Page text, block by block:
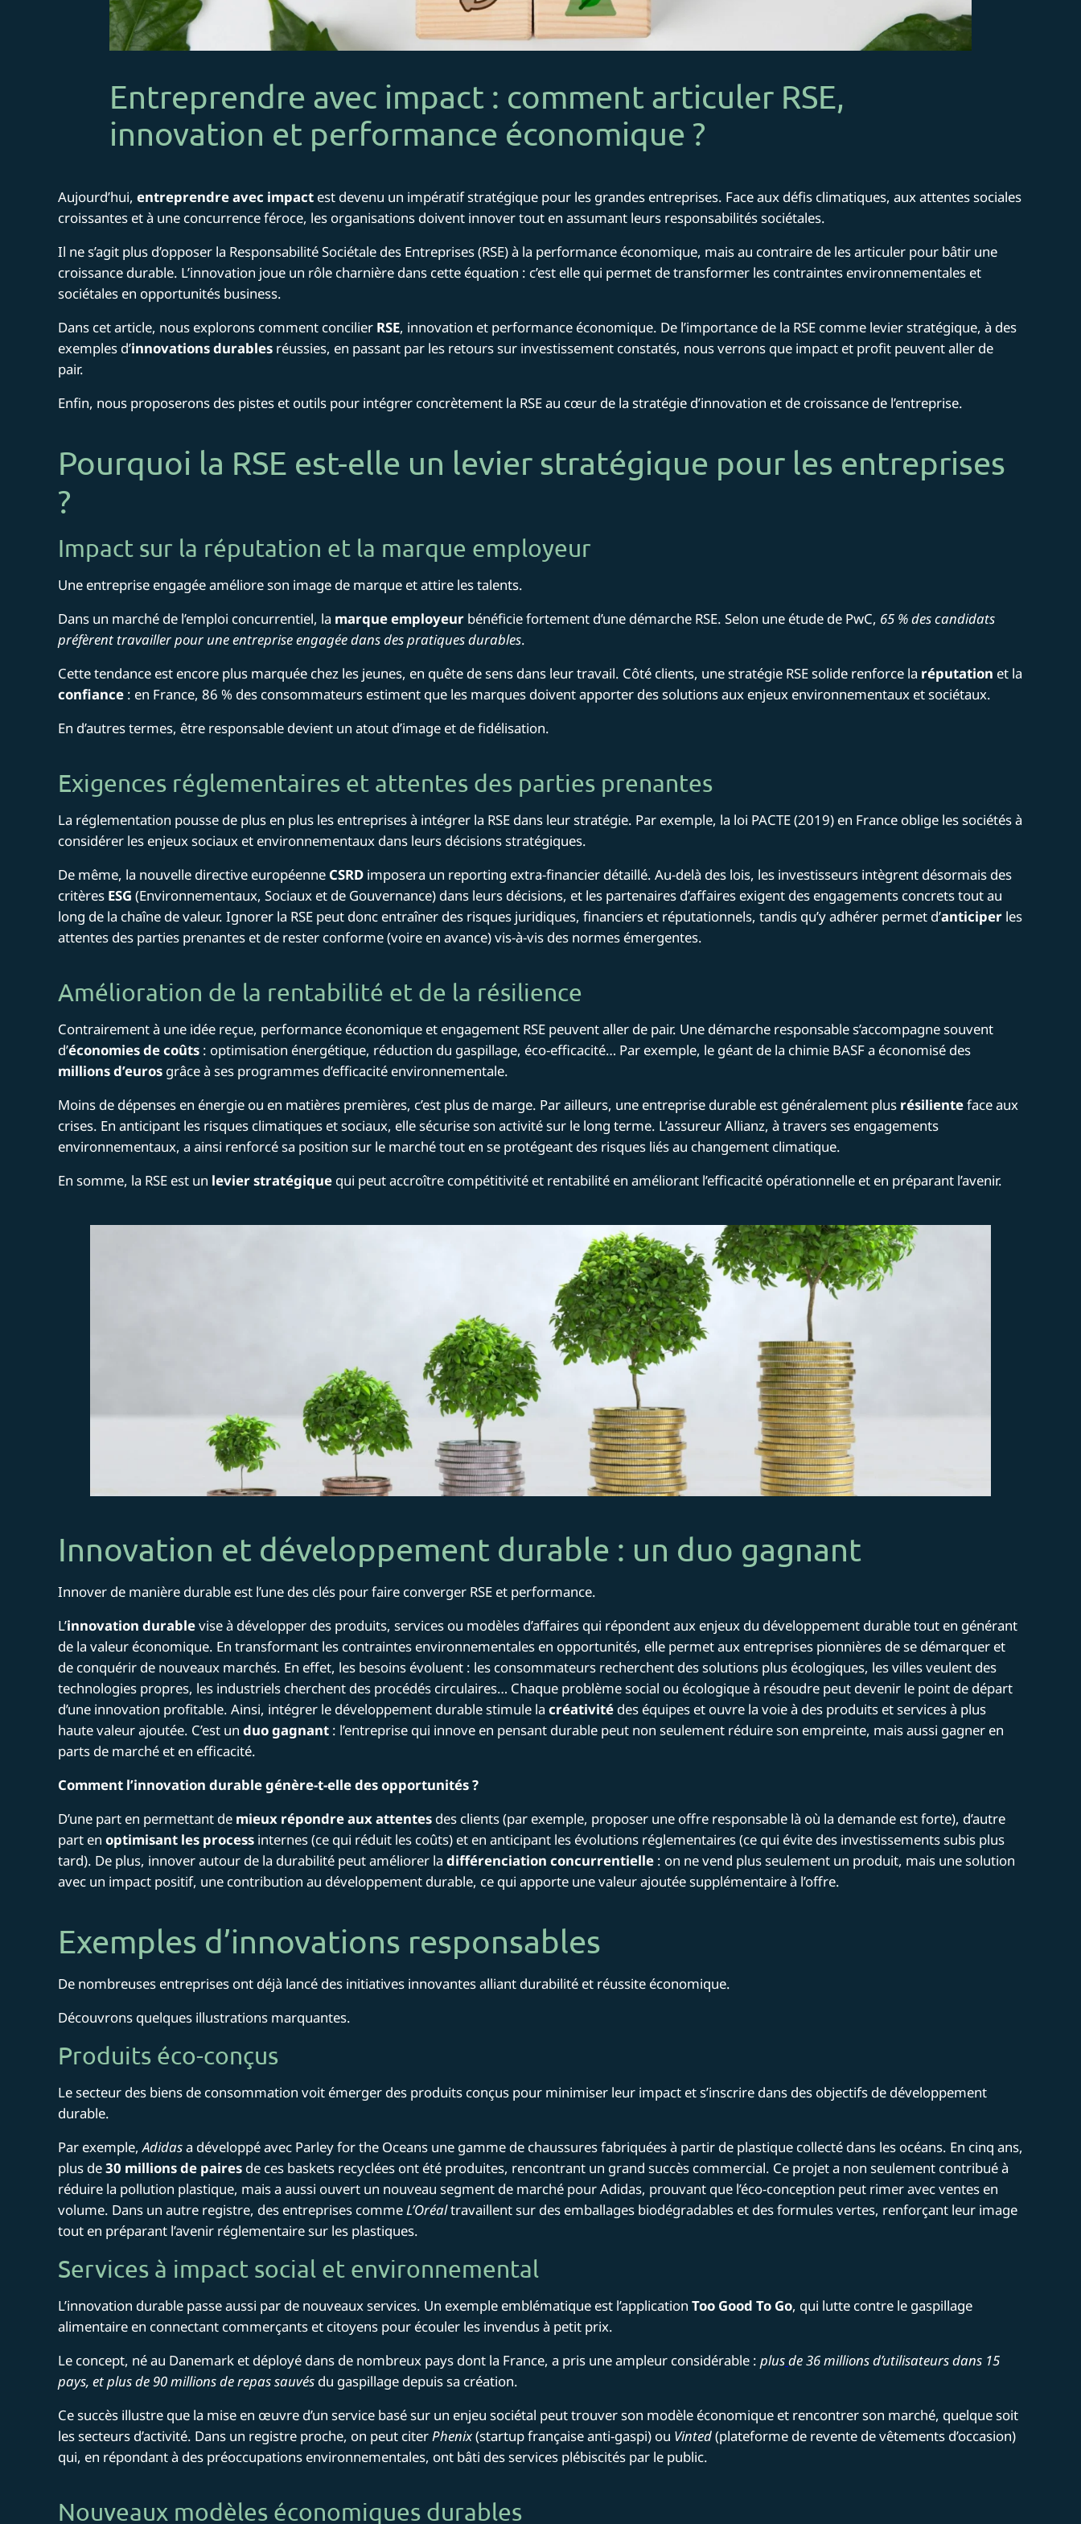
Entreprendre avec impact : comment articuler RSE,
innovation et performance économique ?
Aujourd’hui, entreprendre avec impact est devenu un impératif stratégique pour les grandes entreprises. Face aux défis climatiques, aux attentes sociales
croissantes et à une concurrence féroce, les organisations doivent innover tout en assumant leurs responsabilités sociétales.
Il ne s’agit plus d’opposer la Responsabilité Sociétale des Entreprises (RSE) à la performance économique, mais au contraire de les articuler pour bâtir une
croissance durable. L’innovation joue un rôle charnière dans cette équation : c’est elle qui permet de transformer les contraintes environnementales et
sociétales en opportunités business.
Dans cet article, nous explorons comment concilier RSE, innovation et performance économique. De l’importance de la RSE comme levier stratégique, à des
exemples d’innovations durables réussies, en passant par les retours sur investissement constatés, nous verrons que impact et profit peuvent aller de
pair.
Enfin, nous proposerons des pistes et outils pour intégrer concrètement la RSE au cœur de la stratégie d’innovation et de croissance de l’entreprise.
Pourquoi la RSE est-elle un levier stratégique pour les entreprises
?
Impact sur la réputation et la marque employeur
Une entreprise engagée améliore son image de marque et attire les talents.
Dans un marché de l’emploi concurrentiel, la marque employeur bénéficie fortement d’une démarche RSE. Selon une étude de PwC, 65 % des candidats
préfèrent travailler pour une entreprise engagée dans des pratiques durables​.
Cette tendance est encore plus marquée chez les jeunes, en quête de sens dans leur travail. Côté clients, une stratégie RSE solide renforce la réputation et la
confiance : en France, 86 % des consommateurs estiment que les marques doivent apporter des solutions aux enjeux environnementaux et sociétaux​.
En d’autres termes, être responsable devient un atout d’image et de fidélisation.
Exigences réglementaires et attentes des parties prenantes
La réglementation pousse de plus en plus les entreprises à intégrer la RSE dans leur stratégie. Par exemple, la loi PACTE (2019) en France oblige les sociétés à
considérer les enjeux sociaux et environnementaux dans leurs décisions stratégiques​.
De même, la nouvelle directive européenne CSRD imposera un reporting extra-financier détaillé. Au-delà des lois, les investisseurs intègrent désormais des
critères ESG (Environnementaux, Sociaux et de Gouvernance) dans leurs décisions, et les partenaires d’affaires exigent des engagements concrets tout au
long de la chaîne de valeur. Ignorer la RSE peut donc entraîner des risques juridiques, financiers et réputationnels, tandis qu’y adhérer permet d’anticiper les
attentes des parties prenantes et de rester conforme (voire en avance) vis-à-vis des normes émergentes.
Amélioration de la rentabilité et de la résilience
Contrairement à une idée reçue, performance économique et engagement RSE peuvent aller de pair. Une démarche responsable s’accompagne souvent
d’économies de coûts : optimisation énergétique, réduction du gaspillage, éco-efficacité… Par exemple, le géant de la chimie BASF a économisé des
millions d’euros grâce à ses programmes d’efficacité environnementale​.
Moins de dépenses en énergie ou en matières premières, c’est plus de marge. Par ailleurs, une entreprise durable est généralement plus résilienteface aux
crises. En anticipant les risques climatiques et sociaux, elle sécurise son activité sur le long terme. L’assureur Allianz, à travers ses engagements
environnementaux, a ainsi renforcé sa position sur le marché tout en se protégeant des risques liés au changement climatique​.
En somme, la RSE est un levier stratégique qui peut accroître compétitivité et rentabilité en améliorant l’efficacité opérationnelle et en préparant l’avenir.
Innovation et développement durable : un duo gagnant
Innover de manière durable est l’une des clés pour faire converger RSE et performance.
L’innovation durablevise à développer des produits, services ou modèles d’affaires qui répondent aux enjeux du développement durable tout en générant
de la valeur économique. En transformant les contraintes environnementales en opportunités, elle permet aux entreprises pionnières de se démarquer et
de conquérir de nouveaux marchés. En effet, les besoins évoluent : les consommateurs recherchent des solutions plus écologiques, les villes veulent des
technologies propres, les industriels cherchent des procédés circulaires… Chaque problème social ou écologique à résoudre peut devenir le point de départ
d’une innovation profitable. Ainsi, intégrer le développement durable stimule la créativité des équipes et ouvre la voie à des produits et services à plus
haute valeur ajoutée. C’est un duo gagnant : l’entreprise qui innove en pensant durable peut non seulement réduire son empreinte, mais aussi gagner en
parts de marché et en efficacité.
Comment l’innovation durable génère-t-elle des opportunités ?
D’une part en permettant de mieux répondre aux attentes des clients (par exemple, proposer une offre responsable là où la demande est forte), d’autre
part en optimisant les process internes (ce qui réduit les coûts) et en anticipant les évolutions réglementaires (ce qui évite des investissements subis plus
tard). De plus, innover autour de la durabilité peut améliorer la différenciation concurrentielle : on ne vend plus seulement un produit, mais une solution
avec un impact positif, une contribution au développement durable, ce qui apporte une valeur ajoutée supplémentaire à l’offre.
Exemples d’innovations responsables
De nombreuses entreprises ont déjà lancé des initiatives innovantes alliant durabilité et réussite économique.
Découvrons quelques illustrations marquantes.
Produits éco-conçus
Le secteur des biens de consommation voit émerger des produits conçus pour minimiser leur impact et s’inscrire dans des objectifs de développement
durable.
Par exemple,Adidasa développé avec Parley for the Oceans une gamme de chaussures fabriquées à partir de plastique collecté dans les océans. En cinq ans,
plus de30 millions de paires de ces baskets recyclées ont été produites​, rencontrant un grand succès commercial. Ce projet a non seulement contribué à
réduire la pollution plastique, mais a aussi ouvert un nouveau segment de marché pour Adidas, prouvant que l’éco-conception peut rimer avec ventes en
volume. Dans un autre registre, des entreprises commeL’Oréaltravaillent sur des emballages biodégradables et des formules vertes, renforçant leur image
tout en préparant l’avenir réglementaire sur les plastiques.
Services à impact social et environnemental
L’innovation durable passe aussi par de nouveaux services. Un exemple emblématique est l’application Too Good To Go, qui lutte contre le gaspillage
alimentaire en connectant commerçants et citoyens pour écouler les invendus à petit prix.
Le concept, né au Danemark et déployé dans de nombreux pays dont la France, a pris une ampleur considérable : plusde 36 millions d’utilisateurs dans 15
pays, et plus de 90 millions de repas sauvés du gaspillage depuis sa création​.
Ce succès illustre que la mise en œuvre d’un service basé sur un enjeu sociétal peut trouver son modèle économique et rencontrer son marché, quelque soit
les secteurs d’activité. Dans un registre proche, on peut citerPhenix(startup française anti-gaspi) ou Vinted(plateforme de revente de vêtements d’occasion)
qui, en répondant à des préoccupations environnementales, ont bâti des services plébiscités par le public.
Nouveaux modèles économiques durables